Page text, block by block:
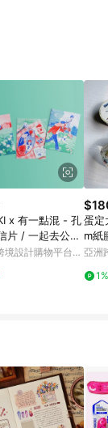
coins，
更新至
證金，補
品規格、
符，以
紅包使用規
往 Pinkoi
購資格；承
Pinkoi 頁
x 有一點混 - 孔
片 / 一起去公園
境設計購物平台
蛋
m紙
亞洲
1%